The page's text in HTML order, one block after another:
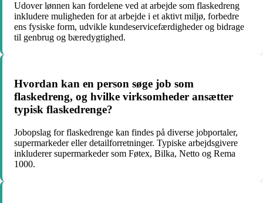
Udover lønnen kan fordelene ved at arbejde som flaskedreng
inkludere muligheden for at arbejde i et aktivt miljø, forbedre
ens fysiske form, udvikle kundeservicefærdigheder og bidrage
til genbrug og bæredygtighed.
Hvordan kan en person søge job som
flaskedreng, og hvilke virksomheder ansætter
typisk flaskedrenge?
Jobopslag for flaskedrenge kan findes på diverse jobportaler,
supermarkeder eller detailforretninger. Typiske arbejdsgivere
inkluderer supermarkeder som Føtex, Bilka, Netto og Rema
1000.